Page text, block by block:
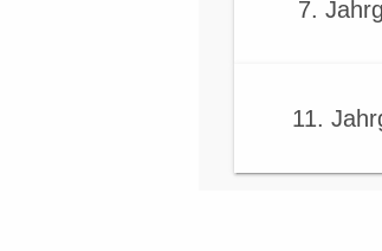
7.
11.